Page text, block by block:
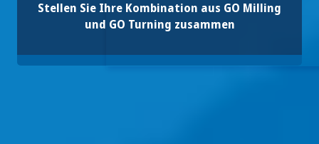
Stellen Sie Ihre Kombination aus GO Milling
und GO Turning zusammen